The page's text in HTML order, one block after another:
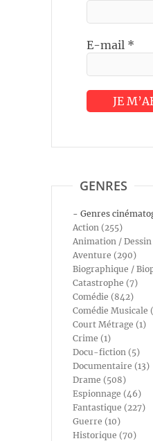
E-mail *
GENRES
- Genres
Action (255)
Animation /
Aventure (290)
Biographique /
Catastrophe (7)
Comédie (842)
Comédie Musicale
Court Métrage (1)
Crime (1)
Docu-fiction (5)
Documentaire (13)
Drame (508)
Espionnage (46)
Fantastique (227)
Guerre (10)
Historique (70)